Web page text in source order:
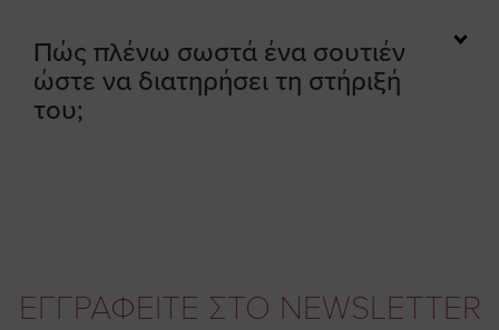
Πώς πλένω σωστά ένα σουτιέν
ώστε να διατηρήσει τη στήριξή
του;
ΕΓΓΡΑΦΕΙΤΕ ΣΤΟ NEWSLETTER